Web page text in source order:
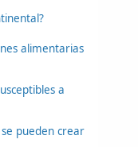
alimentarias
a
pueden crear